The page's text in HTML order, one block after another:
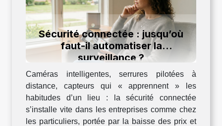
Sécurité connectée : jusqu’où
faut-il automatiser la
surveillance ?
Caméras intelligentes, serrures pilotées à
distance, capteurs qui « apprennent » les
habitudes d’un lieu : la sécurité connectée
s’installe vite dans les entreprises comme chez
les particuliers, portée par la baisse des prix et